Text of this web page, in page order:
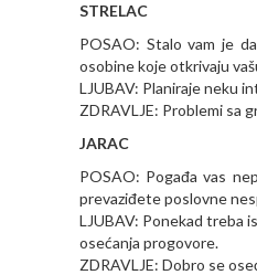
STRELAC
POSAO: Stalo vam je
osobine koje otkrivaju
LJUBAV: Planiraje neku
ZDRAVLJE: Problemi sa
JARAC
POSAO: Pogađa vas
prevaziđete poslovne
LJUBAV: Ponekad treba
osećanja progovore.
ZDRAVLJE: Dobro se